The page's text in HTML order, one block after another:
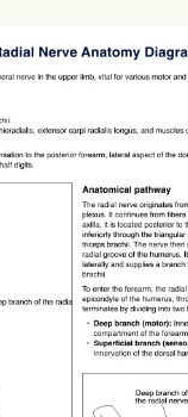
Use Template
Download